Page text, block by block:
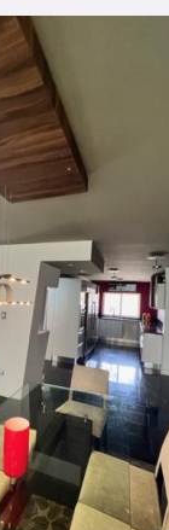
Detalle